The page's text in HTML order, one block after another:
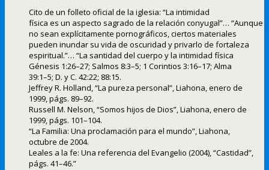
Cito de un folleto oficial de la iglesia: “La intimidad
física es un aspecto sagrado de la relación conyugal”… “Aunque
no sean explícitamente pornográficos, ciertos materiales
pueden inundar su vida de oscuridad y privarlo de fortaleza
espiritual.”… “La santidad del cuerpo y la intimidad física
Génesis 1:26–27; Salmos 8:3–5; 1 Corintios 3:16–17; Alma
39:1–5; D. y C. 42:22; 88:15.
Jeffrey R. Holland, “La pureza personal”, Liahona, enero de
1999, págs. 89–92.
Russell M. Nelson, “Somos hijos de Dios”, Liahona, enero de
1999, págs. 101–104.
“La Familia: Una proclamación para el mundo”, Liahona,
octubre de 2004.
Leales a la fe: Una referencia del Evangelio (2004), “Castidad”,
págs. 41–46.”